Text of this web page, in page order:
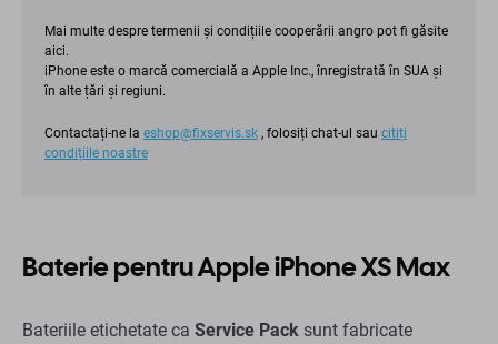
Mai multe despre termenii și condițiile cooperării angro pot fi găsite
aici.
iPhone este o marcă comercială a Apple Inc., înregistrată în SUA și
în alte țări și regiuni.
Contactați-ne la eshop@fixservis.sk , folosiți chat-ul sau citiți
condițiile noastre
Baterie pentru Apple iPhone XS Max
Bateriile etichetate ca Service Pack sunt fabricate